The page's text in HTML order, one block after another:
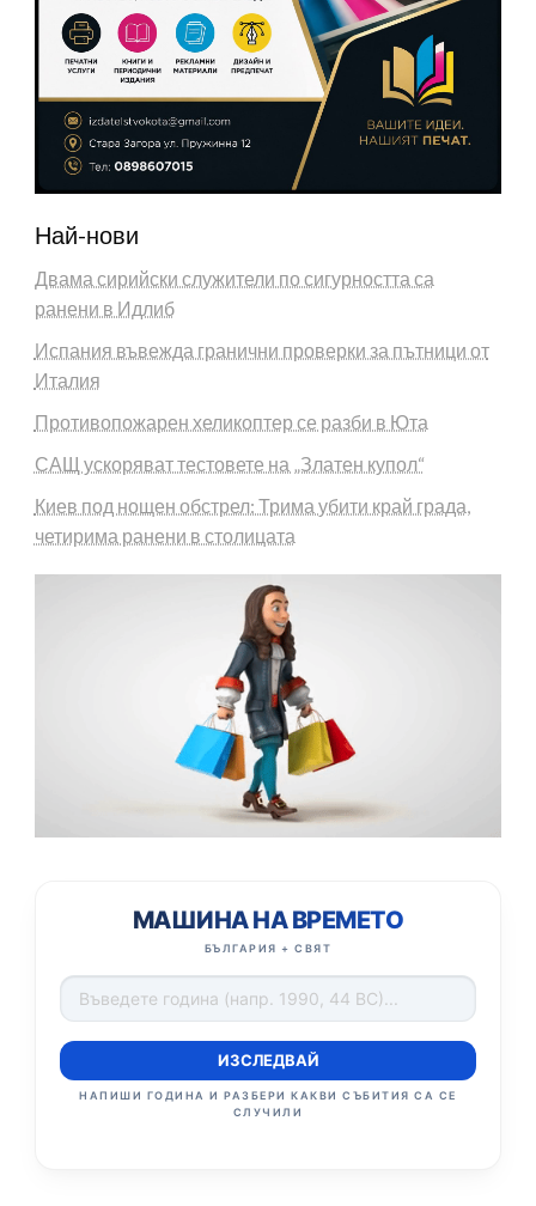
Най-нови
Двама сирийски служители по сигурността са
ранени в Идлиб
Испания въвежда гранични проверки за пътници от
Италия
Противопожарен хеликоптер се разби в Юта
САЩ ускоряват тестовете на „Златен купол“
Киев под нощен обстрел: Трима убити край града,
четирима ранени в столицата
МАШИНА НА ВРЕМЕТО
БЪЛГАРИЯ + СВЯТ
ИЗСЛЕДВАЙ
НАПИШИ ГОДИНА И РАЗБЕРИ КАКВИ СЪБИТИЯ СА СЕ
СЛУЧИЛИ